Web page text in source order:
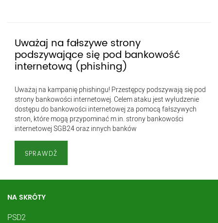
Uważaj na fałszywe strony
podszywające się pod bankowość
internetową (phishing)
Uważaj na kampanię phishingu! Przestępcy podszywają się pod
strony bankowości internetowej. Celem ataku jest wyłudzenie
dostępu do bankowości internetowej za pomocą fałszywych
stron, które mogą przypominać m.in. strony bankowości
internetowej SGB24 oraz innych banków
SPRAWDŹ
NA SKRÓTY
PSD2